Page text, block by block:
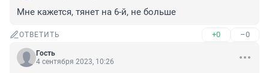
Мне кажется, тянет на 6-й, не больше
ОТВЕТИТЬ +0 –0
Гость
4 сентября 2023, 10:26